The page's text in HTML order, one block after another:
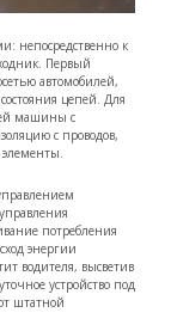
непосредственно к
Первый
автомобилей,
цепей. Для
машины с
с проводов,
потребления
энергии
водителя, высветив
устройство под
штатной